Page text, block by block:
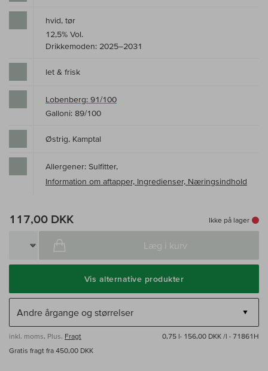
hvid, tør
12,5% Vol.
Drikkemoden: 2025–2031
let & frisk
Lobenberg: 91/100
Galloni: 89/100
Østrig, Kamptal
Allergener: Sulfitter,
Information om aftapper, Ingredienser, Næringsindhold
117,00 DKK Ikke på lager
Læg i kurv
Vis alternative produkter
inkl. moms, Plus. Fragt 0,75 l· 156,00 DKK /l · 71861H
Gratis fragt fra 450,00 DKK